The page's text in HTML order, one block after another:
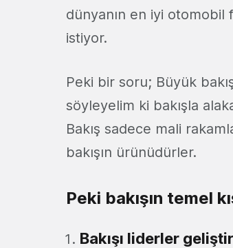
dünyanın en iyi otomobil
istiyor.
Peki bir soru; Büyük
söyleyelim ki bakışla
Bakış sadece mali
bakışın ürünüdürler.
Peki bakışın temel
Bakışı liderler